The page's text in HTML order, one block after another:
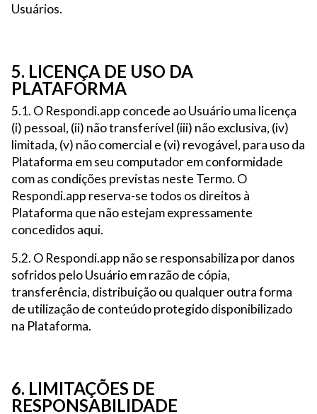
Usuários.
5. LICENÇA DE USO DA
PLATAFORMA
5.1. O Respondi.app concede ao Usuário uma licença
(i) pessoal, (ii) não transferível (iii) não exclusiva, (iv)
limitada, (v) não comercial e (vi) revogável, para uso da
Plataforma em seu computador em conformidade
com as condições previstas neste Termo. O
Respondi.app reserva-se todos os direitos à
Plataforma que não estejam expressamente
concedidos aqui.
5.2. O Respondi.app não se responsabiliza por danos
sofridos pelo Usuário em razão de cópia,
transferência, distribuição ou qualquer outra forma
de utilização de conteúdo protegido disponibilizado
na Plataforma.
6. LIMITAÇÕES DE
RESPONSABILIDADE